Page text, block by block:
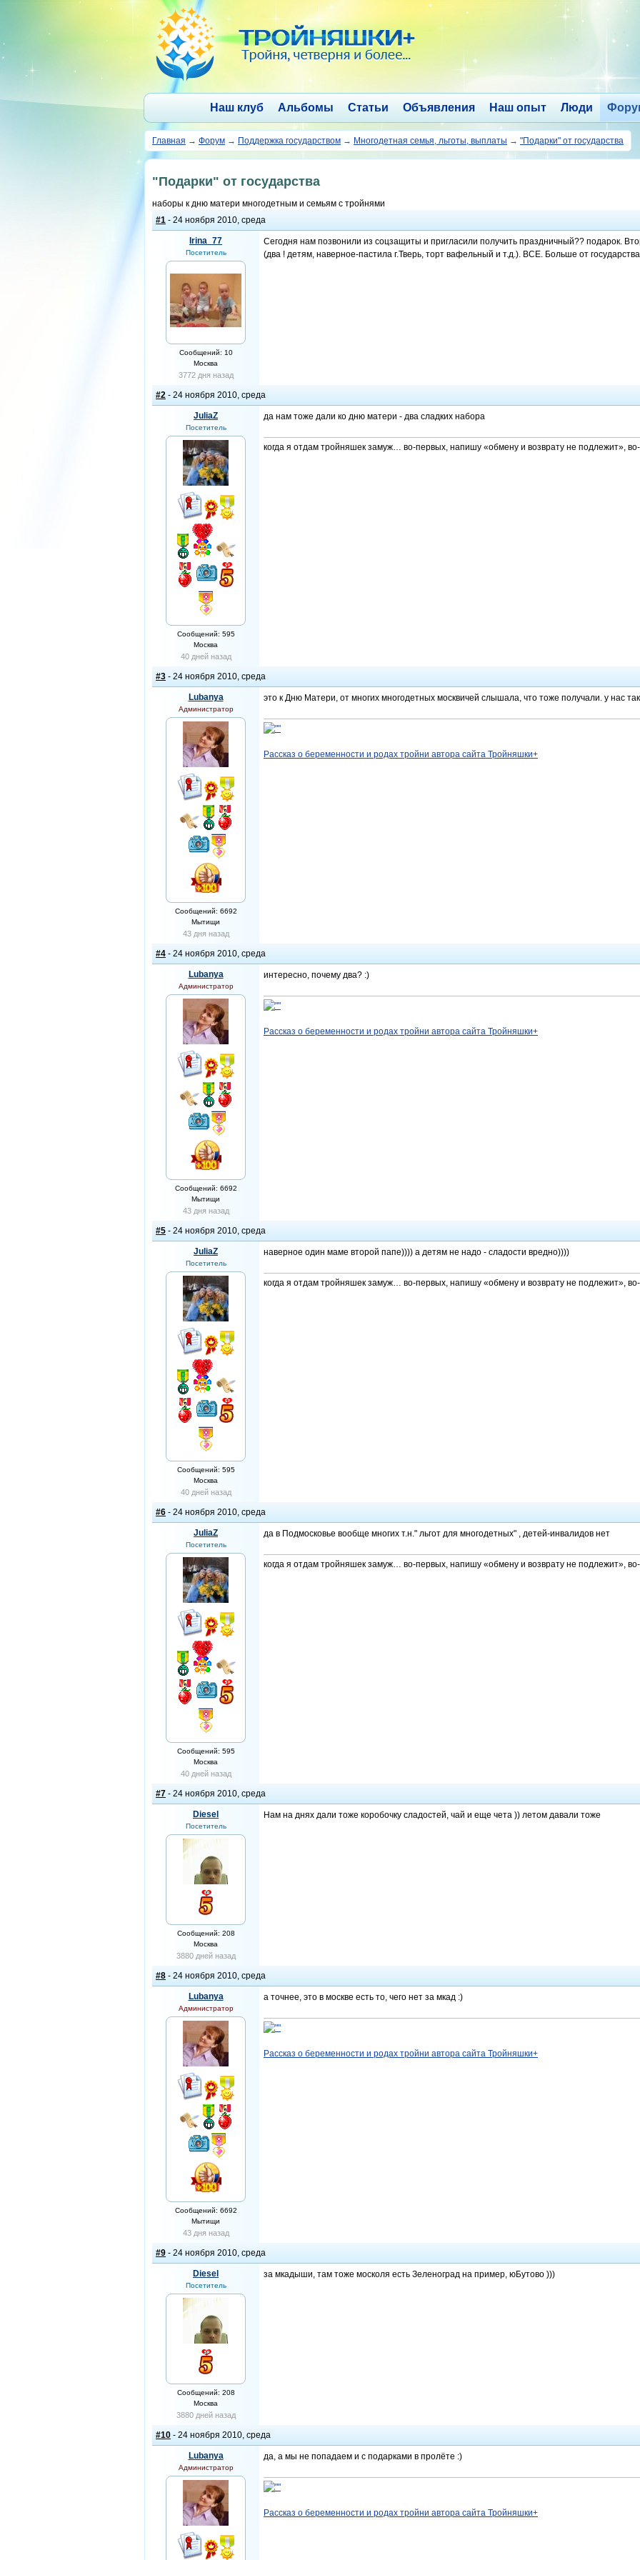
Наш клуб Альбомы Статьи Объявления Наш опыт Люди
Главная → Форум → Поддержка государством → Многодетная семья, льготы, выплаты → "Подарки" от государства
"Подарки" от государства
наборы к дню матери многодетным и семьям с тройнями
#1 - 24 ноября 2010, среда
Irina_77
Посетитель
Сообщений: 10
Москва
3772 дня назад
Сегодня нам позвонили из соцзащиты и пригласили получить праздничный?? подарок.
(два ! детям, наверное-пастила г.Тверь, торт вафельный и т.д.). ВСЕ. Больше от государства
#2 - 24 ноября 2010, среда
JuliaZ
Посетитель
Сообщений: 595
Москва
40 дней назад
да нам тоже дали ко дню матери - два сладких набора
когда я отдам тройняшек замуж… во-первых, напишу «обмену и возврату не подлежит»,
#3 - 24 ноября 2010, среда
Lubanya
Администратор
Сообщений: 6692
Мытищи
43 дня назад
это к Дню Матери, от многих многодетных москвичей слышала, что тоже получали. у нас
Рассказ о беременности и родах тройни автора сайта Тройняшки+
#4 - 24 ноября 2010, среда
Lubanya
Администратор
Сообщений: 6692
Мытищи
43 дня назад
интересно, почему два? :)
Рассказ о беременности и родах тройни автора сайта Тройняшки+
#5 - 24 ноября 2010, среда
JuliaZ
Посетитель
Сообщений: 595
Москва
40 дней назад
наверное один маме второй папе)))) а детям не надо - сладости вредно))))
когда я отдам тройняшек замуж… во-первых, напишу «обмену и возврату не подлежит»,
#6 - 24 ноября 2010, среда
JuliaZ
Посетитель
Сообщений: 595
Москва
40 дней назад
да в Подмосковье вообще многих т.н." льгот для многодетных" , детей-инвалидов нет
когда я отдам тройняшек замуж… во-первых, напишу «обмену и возврату не подлежит»,
#7 - 24 ноября 2010, среда
Diesel
Посетитель
Сообщений: 208
Москва
3880 дней назад
Нам на днях дали тоже коробочку сладостей, чай и еще чета )) летом давали тоже
#8 - 24 ноября 2010, среда
Lubanya
Администратор
Сообщений: 6692
Мытищи
43 дня назад
а точнее, это в москве есть то, чего нет за мкад :)
Рассказ о беременности и родах тройни автора сайта Тройняшки+
#9 - 24 ноября 2010, среда
Diesel
Посетитель
Сообщений: 208
Москва
3880 дней назад
за мкадыши, там тоже москоля есть Зеленоград на пример, юБутово )))
#10 - 24 ноября 2010, среда
Lubanya
Администратор
да, а мы не попадаем и с подарками в пролёте :)
Рассказ о беременности и родах тройни автора сайта Тройняшки+